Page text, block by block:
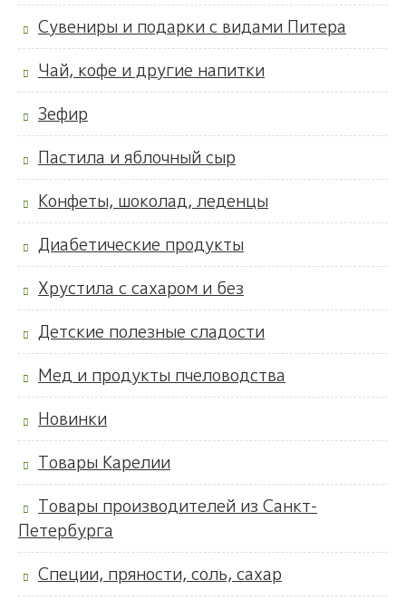
Сувениры и подарки с видами Питера
Чай, кофе и другие напитки
Зефир
Пастила и яблочный сыр
Конфеты, шоколад, леденцы
Диабетические продукты
Хрустила с сахаром и без
Детские полезные сладости
Мед и продукты пчеловодства
Новинки
Товары Карелии
Товары производителей из Санкт-
Петербурга
Специи, пряности, соль, сахар